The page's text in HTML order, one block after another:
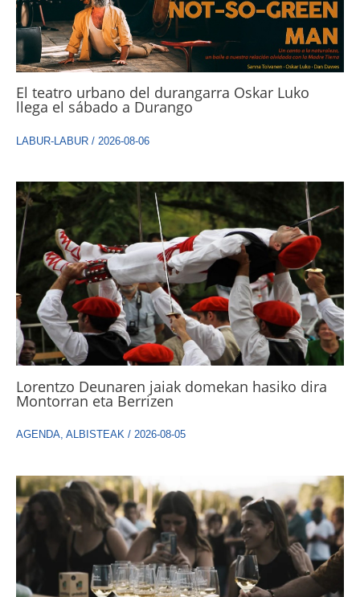
El teatro urbano del durangarra Oskar Luko
llega el sábado a Durango
LABUR-LABUR / 2026-08-06
Lorentzo Deunaren jaiak domekan hasiko dira
Montorran eta Berrizen
AGENDA, ALBISTEAK / 2026-08-05